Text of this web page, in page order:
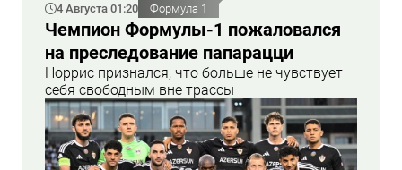
4 Августа 01:20 Формула 1
Чемпион Формулы-1 пожаловался
на преследование папарацци
Норрис признался, что больше не чувствует
себя свободным вне трассы